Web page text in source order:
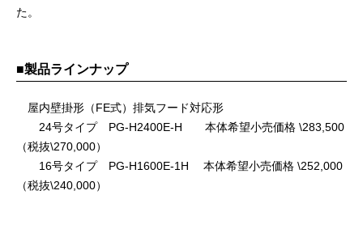
た。
■製品ラインナップ
屋内壁掛形（FE式）排気フード対応形
24号タイプ PG-H2400E-H 本体希望小売価格 \283,500
（税抜\270,000）
16号タイプ PG-H1600E-1H 本体希望小売価格 \252,000
（税抜\240,000）